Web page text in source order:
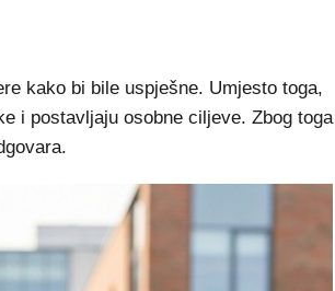
kako bi bile uspješne. Umjesto toga,
i postavljaju osobne ciljeve. Zbog toga